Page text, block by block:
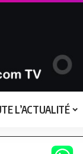
L’ACTUALITÉ